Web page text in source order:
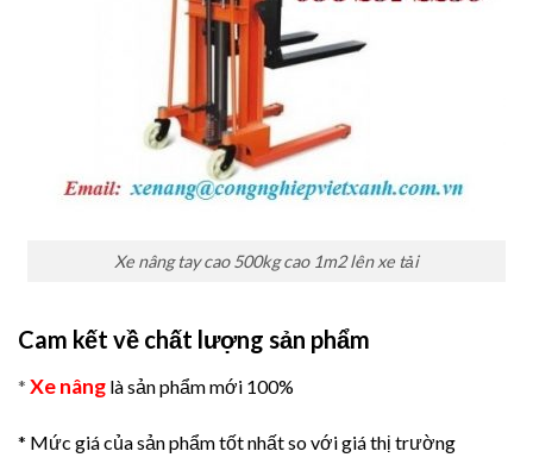
Xe nâng tay cao 500kg cao 1m2 lên xe tải
Cam kết về chất lượng sản phẩm
* Xe nâng là sản phẩm mới 100%
* Mức giá của sản phẩm tốt nhất so với giá thị trường